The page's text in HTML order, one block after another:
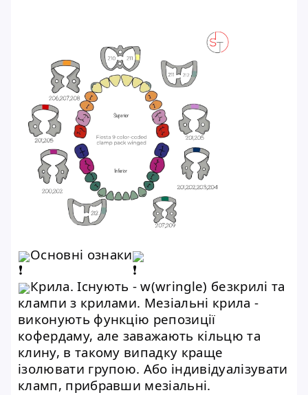
Основні ознаки
Крила. Існують - w(wringle) безкрилі та
клампи з крилами. Мезіальні крила -
виконують функцію репозиції
кофердаму, але заважають кільцю та
клину, в такому випадку краще
ізолювати групою. Або індивідуалізувати
кламп, прибравши мезіальні.